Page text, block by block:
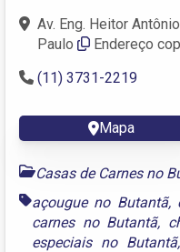
Av. Eng. Heitor
Paulo
Endereço
(11) 3731-2219
Mapa
Casas de Carnes no
açougue no Butantã,
carnes no Butantã,
especiais no Butantã